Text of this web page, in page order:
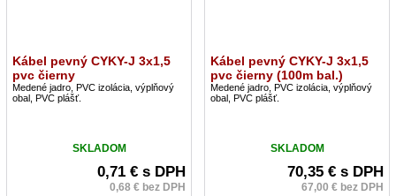
Kábel pevný CYKY-J 3x1,5
pvc čierny
Medené jadro, PVC izolácia, výplňový
obal, PVC plášť.
SKLADOM
0,71 € s DPH
0,68 € bez DPH
Kábel pevný CYKY-J 3x1,5
pvc čierny (100m bal.)
Medené jadro, PVC izolácia, výplňový
obal, PVC plášť.
SKLADOM
70,35 € s DPH
67,00 € bez DPH